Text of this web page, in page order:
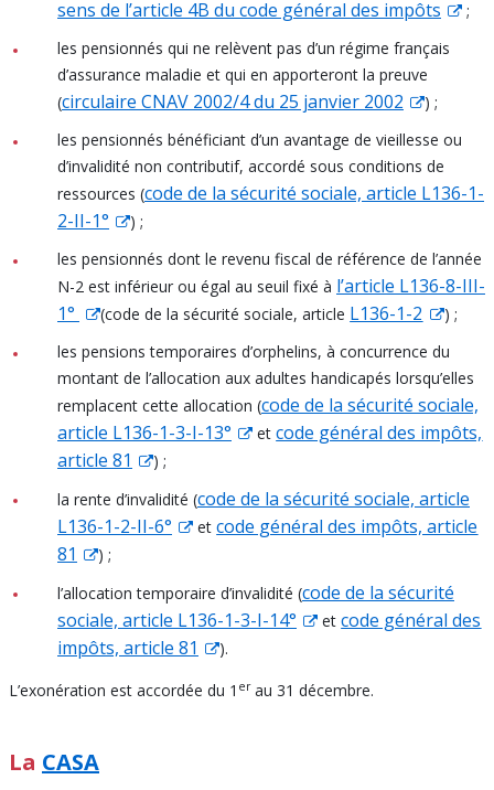
sens de l’article 4B du code général des impôts
;
les pensionnés qui ne relèvent pas d’un régime français
d’assurance maladie et qui en apporteront la preuve
(circulaire CNAV 2002/4 du 25 janvier 2002
) ;
les pensionnés bénéficiant d’un avantage de vieillesse ou
d’invalidité non contributif, accordé sous conditions de
ressources (code de la sécurité sociale, article L136-1-
2-II-1°
) ;
les pensionnés dont le revenu fiscal de référence de l’année
N-2 est inférieur ou égal au seuil fixé à l’article L136-8-III-
1°
(code de la sécurité sociale, article L136-1-2
) ;
les pensions temporaires d’orphelins, à concurrence du
montant de l’allocation aux adultes handicapés lorsqu’elles
remplacent cette allocation (code de la sécurité sociale,
article L136-1-3-I-13°
etcode général des impôts,
article 81
) ;
la rente d’invalidité (code de la sécurité sociale, article
L136-1-2-II-6°
etcode général des impôts, article
81
) ;
l’allocation temporaire d’invalidité (code de la sécurité
sociale, article L136-1-3-I-14°
etcode général des
impôts, article 81
).
L’exonération est accordée du 1 erau 31 décembre.
La CASA